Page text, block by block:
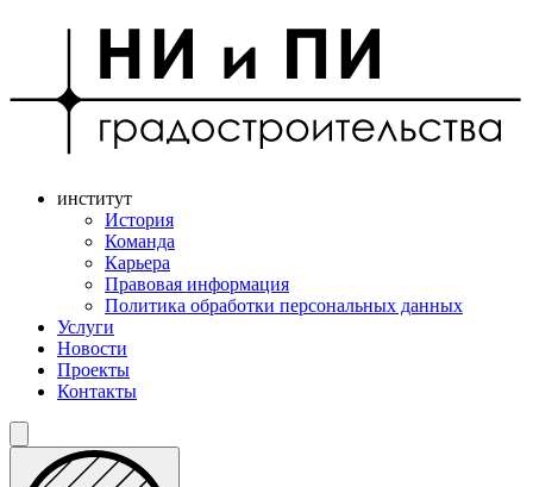
институт
История
Команда
Карьера
Правовая информация
Политика обработки персональных данных
Услуги
Новости
Проекты
Контакты